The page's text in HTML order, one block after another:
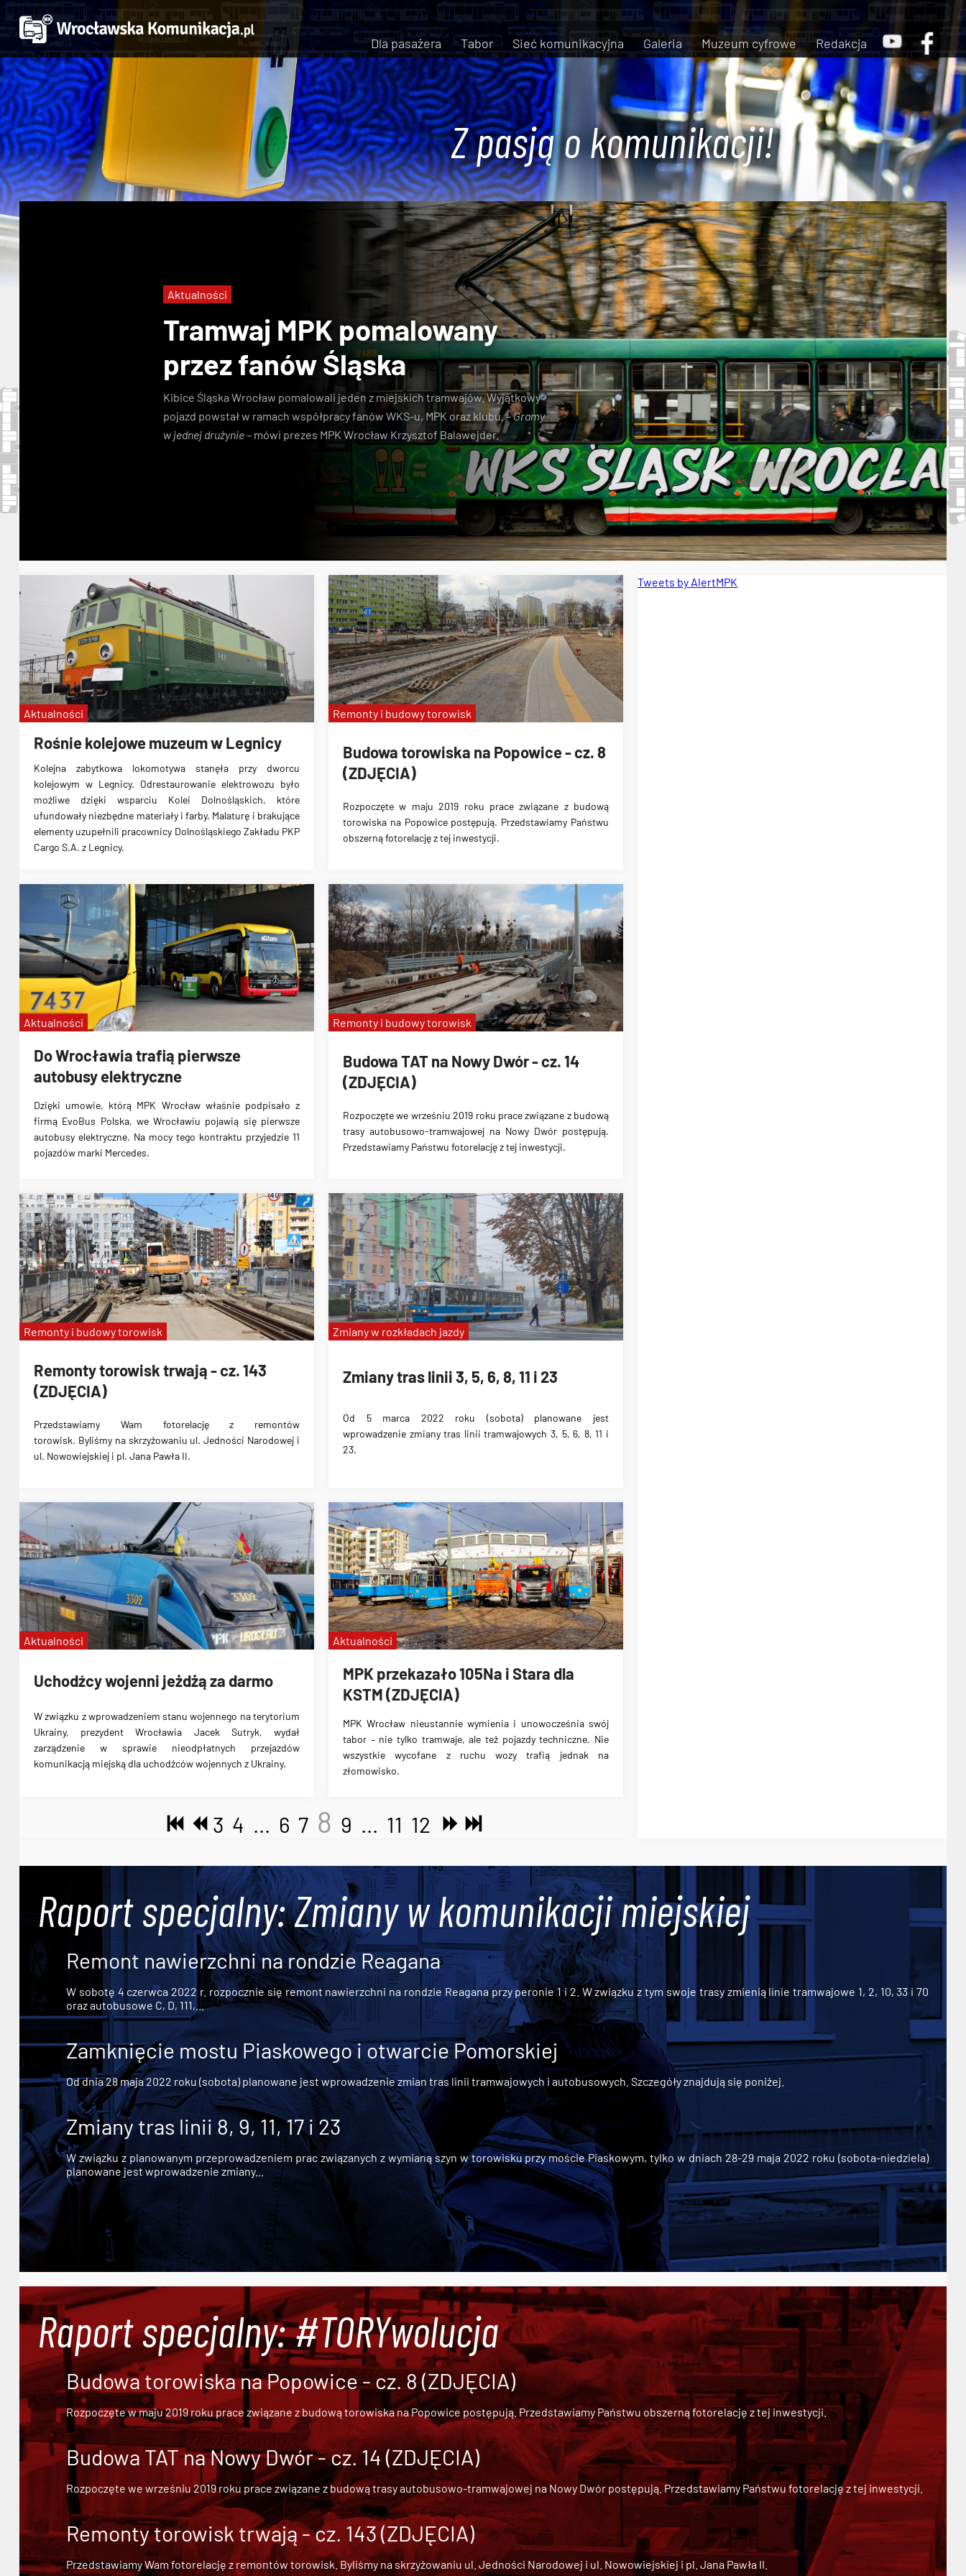
Dla pasażera Tabor Sieć komunikacyjna Galeria Muzeum cyfrowe Redakcja
Z pasją o komunikacji!
Tramwaj MPK pomalowany
przez fanów Śląska
Kibice Śląska Wrocław pomalowali jeden z miejskich tramwajów. Wyjątkowy
pojazd powstał w ramach współpracy fanów WKS-u, MPK oraz klubu. –Gramy
w jednej drużynie– mówi prezes MPK Wrocław Krzysztof Balawejder.
Aktualności
MPK Wrocław tramwaje Śląsk Wrocław
Rośnie kolejowe muzeum w Legnicy
Kolejna zabytkowa lokomotywa stanęła przy dworcu
kolejowym w Legnicy. Odrestaurowanie elektrowozu było
możliwe dzięki wsparciu Kolei Dolnośląskich, które
ufundowały niezbędne materiały i farby. Malaturę i brakujące
elementy uzupełnili pracownicy Dolnośląskiego Zakładu PKP
Cargo S.A. z Legnicy.
Aktualności
Budowa torowiska na Popowice - cz. 8
(ZDJĘCIA)
Rozpoczęte w maju 2019 roku prace związane z budową
torowiska na Popowice postępują. Przedstawiamy Państwu
obszerną fotorelację z tej inwestycji.
Remonty i budowy torowisk
Do Wrocławia trafią pierwsze
autobusy elektryczne
Dzięki umowie, którą MPK Wrocław właśnie podpisało z
firmą EvoBus Polska, we Wrocławiu pojawią się pierwsze
autobusy elektryczne. Na mocy tego kontraktu przyjedzie 11
pojazdów marki Mercedes.
Aktualności
Budowa TAT na Nowy Dwór - cz. 14
(ZDJĘCIA)
Rozpoczęte we wrześniu 2019 roku prace związane z budową
trasy autobusowo-tramwajowej na Nowy Dwór postępują.
Przedstawiamy Państwu fotorelację z tej inwestycji.
Remonty i budowy torowisk
Remonty torowisk trwają - cz. 143
(ZDJĘCIA)
Przedstawiamy Wam fotorelację z remontów
torowisk. Byliśmy na skrzyżowaniu ul. Jedności Narodowej i
ul. Nowowiejskiej i pl. Jana Pawła II.
Remonty i budowy torowisk
Zmiany tras linii 3, 5, 6, 8, 11 i 23
Od 5 marca 2022 roku (sobota) planowane jest
wprowadzenie zmiany tras linii tramwajowych 3, 5, 6, 8, 11 i
23.
Zmiany w rozkładach jazdy
Uchodźcy wojenni jeżdżą za darmo
W związku z wprowadzeniem stanu wojennego na terytorium
Ukrainy, prezydent Wrocławia Jacek Sutryk, wydał
zarządzenie w sprawie nieodpłatnych przejazdów
komunikacją miejską dla uchodźców wojennych z Ukrainy.
Aktualności
MPK przekazało 105Na i Stara dla
KSTM (ZDJĘCIA)
MPK Wrocław nieustannie wymienia i unowocześnia swój
tabor – nie tylko tramwaje, ale też pojazdy techniczne. Nie
wszystkie wycofane z ruchu wozy trafią jednak na
złomowisko.
Aktualności
3 4 ... 6 7 8 9 ... 11 12
Tweets by AlertMPK
Raport specjalny: Zmiany w komunikacji miejskiej
Remont nawierzchni na rondzie Reagana
W sobotę 4 czerwca 2022 r. rozpocznie się remont nawierzchni na rondzie Reagana przy peronie 1 i 2. W związku z tym swoje trasy zmienią linie tramwajowe 1, 2, 10, 33 i 70
oraz autobusowe C, D, 111,...
Zamknięcie mostu Piaskowego i otwarcie Pomorskiej
Od dnia 28 maja 2022 roku (sobota) planowane jest wprowadzenie zmian tras linii tramwajowych i autobusowych. Szczegóły znajdują się poniżej.
Zmiany tras linii 8, 9, 11, 17 i 23
W związku z planowanym przeprowadzeniem prac związanych z wymianą szyn w torowisku przy moście Piaskowym, tylko w dniach 28-29 maja 2022 roku (sobota-niedziela)
planowane jest wprowadzenie zmiany...
Raport specjalny: #TORYwolucja
Budowa torowiska na Popowice - cz. 8 (ZDJĘCIA)
Rozpoczęte w maju 2019 roku prace związane z budową torowiska na Popowice postępują. Przedstawiamy Państwu obszerną fotorelację z tej inwestycji.
Budowa TAT na Nowy Dwór - cz. 14 (ZDJĘCIA)
Rozpoczęte we wrześniu 2019 roku prace związane zbudową trasy autobusowo-tramwajowej na Nowy Dwórpostępują. Przedstawiamy Państwu fotorelację z tej inwestycji.
Remonty torowisk trwają - cz. 143 (ZDJĘCIA)
Przedstawiamy Wam fotorelację z remontów torowisk. Byliśmy na skrzyżowaniu ul. Jedności Narodowej i ul. Nowowiejskiej i pl. Jana Pawła II.